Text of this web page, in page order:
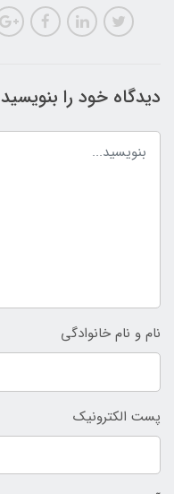
دیدگاه خود را بنویسید
نام و نام خانوادگی
پست الکترونیک